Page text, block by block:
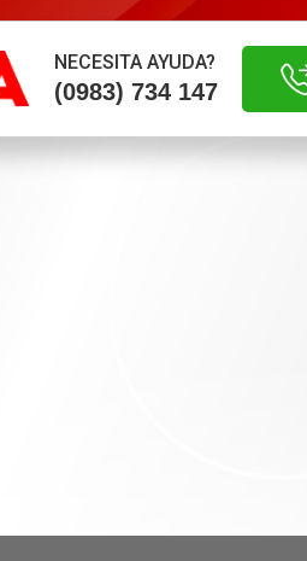
NECESITA AYUDA?
(0983) 734 147